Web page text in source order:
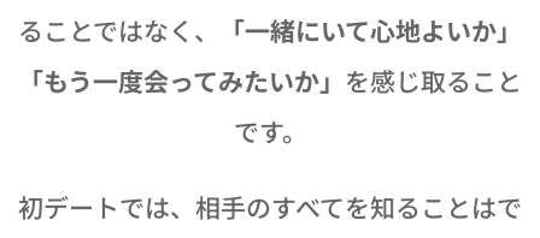
ることではなく、
「一緒にいて心地よいか」
「もう一度会ってみたいか」 を感じ取ること
です。
初デートでは、相手のすべてを知ることはで